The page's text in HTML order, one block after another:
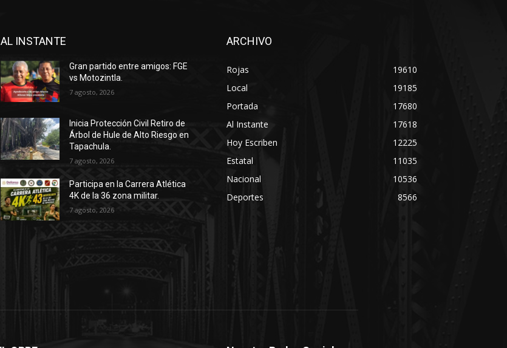
AL INSTANTE
Gran partido entre amigos: FGE
vs Motozintla.
7 agosto, 2026
Inicia Protección Civil Retiro de
Árbol de Hule de Alto Riesgo en
Tapachula.
7 agosto, 2026
Participa en la Carrera Atlética
4K de la 36 zona militar.
7 agosto, 2026
ARCHIVO
Rojas
19610
Local
19185
Portada
17680
Al Instante
17618
Hoy Escriben
12225
Estatal
11035
Nacional
10536
Deportes
8566